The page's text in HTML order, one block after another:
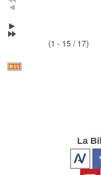
(1 - 15 / 17)
La